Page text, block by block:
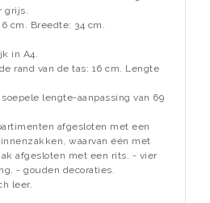
grijs.
cm. Breedte: 34 cm.
in A4.
rand van de tas: 16 cm. Lengte
lengte-aanpassing van 69
afgesloten met een
waarvan één met
afgesloten met een rits. - vier
- gouden decoraties.
leer.